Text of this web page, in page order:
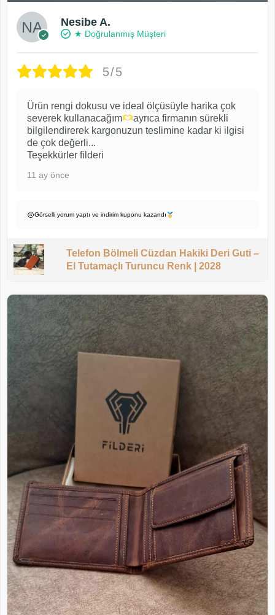
Nesibe A.
★ Doğrulanmış Müşteri
5/5
Ürün rengi dokusu ve ideal ölçüsüyle harika çok
severek kullanacağım
ayrıca firmanın sürekli
bilgilendirerek kargonuzun teslimine kadar ki ilgisi
de çok değerli...
Teşekkürler filderi
11 ay önce
Görselli yorum yaptı ve indirim kuponu kazandı
Telefon Bölmeli Cüzdan Hakiki Deri Guti –
El Tutamaçlı Turuncu Renk | 2028